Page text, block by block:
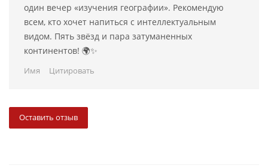
один вечер «изучения географии». Рекомендую
всем, кто хочет напиться с интеллектуальным
видом. Пять звёзд и пара затуманенных
континентов! 🌍✨
Имя Цитировать
Оставить отзыв